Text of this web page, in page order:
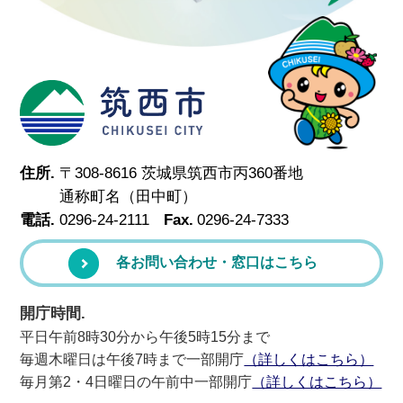
筑西市
住所. 〒308-8616 茨城県筑西市丙360番地
通称町名（田中町）
電話. 0296-24-2111 Fax. 0296-24-7333
各お問い合わせ・窓口はこちら
開庁時間.
平日午前8時30分から午後5時15分まで
毎週木曜日は午後7時まで一部開庁 （詳しくはこちら）
毎月第2・4日曜日の午前中一部開庁 （詳しくはこちら）